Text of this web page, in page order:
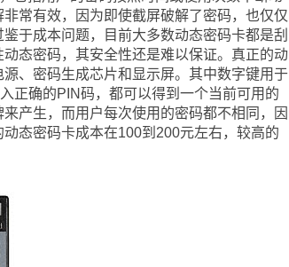
常有效，因为即使截屏破解了密码，也仅仅
于成本问题，目前大多数动态密码卡都是刮
态密码，其安全性还是难以保证。真正的动
、密码生成芯片和显示屏。其中数字键用于
正确的PIN码，都可以得到一个当前可用的
产生，而用户每次使用的密码都不相同，因
态密码卡成本在100到200元左右，较高的